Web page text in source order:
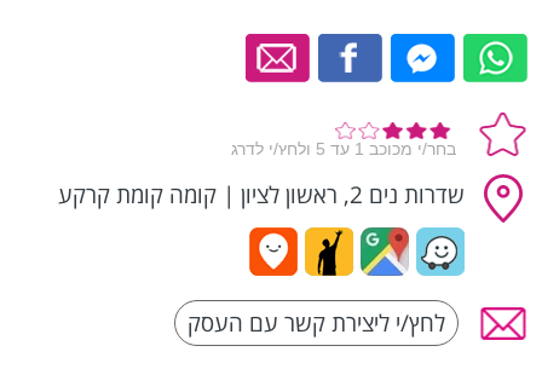
שדרות נים 2, ראשון לציון | קומה קומת קרקע
לחץ/י ליצירת קשר עם העסק